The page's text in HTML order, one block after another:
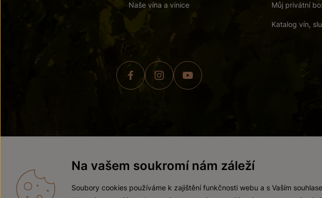
Naše vína a vinice Můj privátní
Katalog vín,
Zákaz prodeje
Na vašem soukromí nám záleží
Soubory cookies používáme k zajištění funkčnosti webu a s Vaším